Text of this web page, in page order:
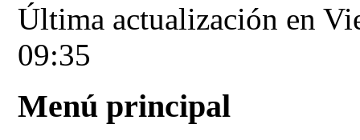
Última actualización en
09:35
Menú principal